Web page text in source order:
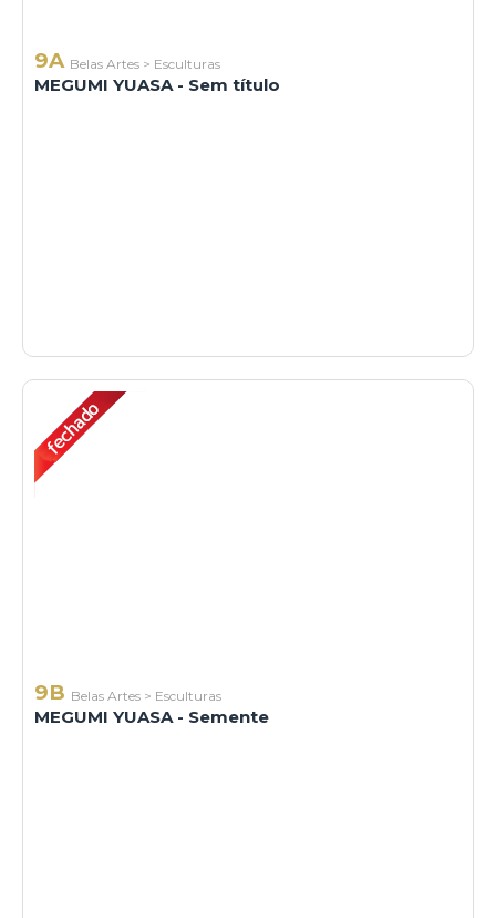
9A Belas Artes > Esculturas
MEGUMI YUASA - Sem título
9B Belas Artes > Esculturas
MEGUMI YUASA - Semente